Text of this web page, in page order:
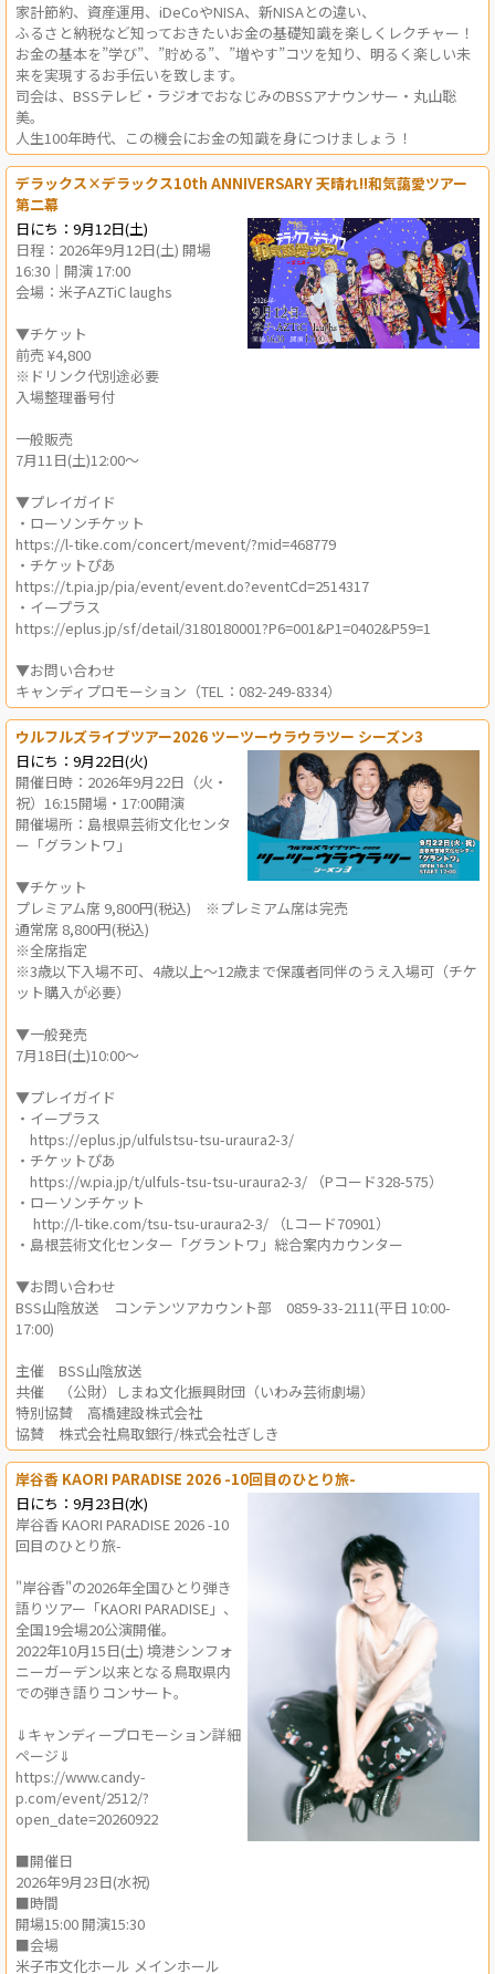
家計節約、資産運用、iDeCoやNISA、新NISAとの違い、
ふるさと納税など知っておきたいお金の基礎知識を楽しくレクチャー！
お金の基本を”学び”、”貯める”、”増やす”コツを知り、明るく楽しい未
来を実現するお手伝いを致します。
司会は、BSSテレビ・ラジオでおなじみのBSSアナウンサー・丸山聡
美。
人生100年時代、この機会にお金の知識を身につけましょう！
デラックス×デラックス10th ANNIVERSARY 天晴れ!!和気藹愛ツアー ​
第二幕
日にち：9月12日(土)
日程：2026年9月12日(土) 開場
16:30｜開演 17:00
会場：米子AZTiC laughs
▼チケット
前売 ¥4,800
※ドリンク代別途必要
入場整理番号付
一般販売
7月11日(土)12:00～
▼プレイガイド
・ローソンチケット
https://l-tike.com/concert/mevent/?mid=468779
・チケットぴあ
https://t.pia.jp/pia/event/event.do?eventCd=2514317
・イープラス
https://eplus.jp/sf/detail/3180180001?P6=001&P1=0402&P59=1
▼お問い合わせ
キャンディプロモーション（TEL：082-249-8334）
ウルフルズライブツアー2026 ツーツーウラウラツー シーズン3
日にち：9月22日(火)
開催日時：2026年9月22日（火・
祝）16:15開場・17:00開演
開催場所：島根県芸術文化センタ
ー「グラントワ」
▼チケット
プレミアム席 9,800円(税込) ※プレミアム席は完売
通常席 8,800円(税込)
※全席指定
※3歳以下入場不可、4歳以上～12歳まで保護者同伴のうえ入場可（チケ
ット購入が必要）
▼一般発売
7月18日(土)10:00～
▼プレイガイド
・イープラス
https://eplus.jp/ulfulstsu-tsu-uraura2-3/
・チケットぴあ
https://w.pia.jp/t/ulfuls-tsu-tsu-uraura2-3/ （Pコード328-575）
・ローソンチケット
http://l-tike.com/tsu-tsu-uraura2-3/ （Lコード70901）
・島根芸術文化センター「グラントワ」総合案内カウンター
▼お問い合わせ
BSS山陰放送 コンテンツアカウント部 0859-33-2111(平日 10:00-
17:00)
主催 BSS山陰放送
共催 （公財）しまね文化振興財団（いわみ芸術劇場）
特別協賛 高橋建設株式会社
協賛 株式会社鳥取銀行/株式会社ぎしき
岸谷香 KAORI PARADISE 2026 -10回目のひとり旅-
日にち：9月23日(水)
岸谷香 KAORI PARADISE 2026 -10
回目のひとり旅-
"岸谷香"の2026年全国ひとり弾き
語りツアー「KAORI PARADISE」、
全国19会場20公演開催。
2022年10月15日(土) 境港シンフォ
ニーガーデン以来となる鳥取県内
での弾き語りコンサート。
⇓キャンディープロモーション詳細
ページ⇓
https://www.candy-
p.com/event/2512/?
open_date=20260922
■開催日
2026年9月23日(水祝)
■時間
開場15:00 開演15:30
■会場
米子市文化ホール メインホール